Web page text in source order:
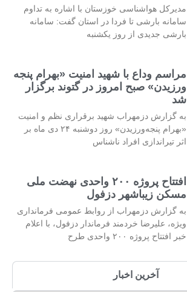
مدیرکل هواشناسی خوزستان با اشاره به تداوم
سامانه بارشی تا فردا در استان گفت: سامانه
بارشی جدیدی از روز یکشنبه
مراسم وداع با شهید امنیت «بهرام پنجه
ورزیدن» صبح امروز در گتوند برگزار
شد
به گزارش دزمهراب شهید برقراری نظم و امنیت
«بهرام پنجه‌ورزیدن» روز دوشنبه ۲۴ دی ماه بر
اثر تیراندازی افراد ناشناس
افتتاح پروژه ۲۰۰ واحدی نهضت ملی
مسکن زیباشهر دزفول
به گزارش دزمهراب از روابط عمومی فرمانداری
ویژه، علیرضا خردمند فرماندار دزفول، با اعلام
خبر افتتاح پروژه ۲۰۰ واحدی طرح
آخرین اخبار